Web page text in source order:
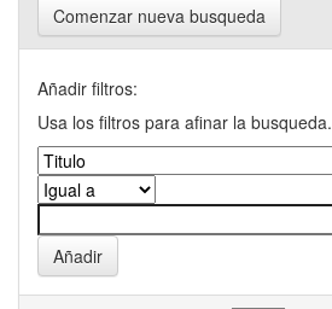
Comenzar nueva busqueda
Añadir filtros:
Usa los filtros para afinar la busqueda.